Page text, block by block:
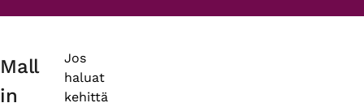
Primary
tabs
Mall
in
Jos
haluat
kehittä